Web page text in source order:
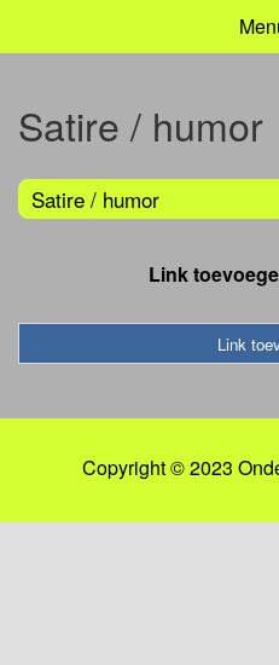
Satire / humor
Satire / humor
Link
Link
Copyright © 2023